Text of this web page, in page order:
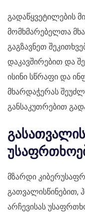
გადაწყვეტილების
მომხმარებელთა
გაგზავნეთ
დაკავშირებით და
ისინი სწრაფი და
მხარდაჭერას
განსაკუთრებით
მზარდი
გათვალისწინებით,
არჩევისას